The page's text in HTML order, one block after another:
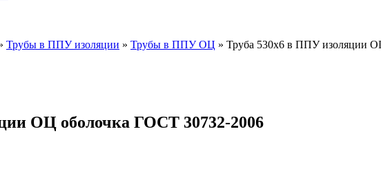
Трубы в ППУ изоляции » Трубы в ППУ ОЦ » Труба 530х6 в ППУ изоляции
ОЦ оболочка ГОСТ 30732-2006